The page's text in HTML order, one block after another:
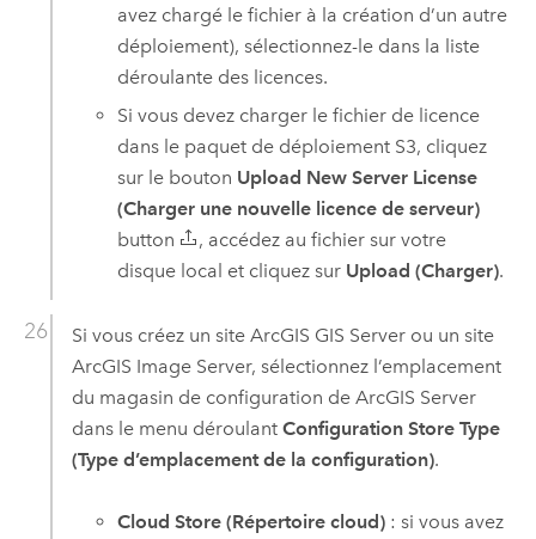
avez chargé le fichier à la création d’un autre
déploiement), sélectionnez-le dans la liste
déroulante des licences.
Si vous devez charger le fichier de licence
dans le paquet de déploiement S3, cliquez
sur le bouton Upload New Server License
(Charger une nouvelle licence de serveur)
button
, accédez au fichier sur votre
disque local et cliquez sur Upload (Charger).
Si vous créez un site ArcGIS GIS Serverou un site
ArcGIS Image Server, sélectionnez l’emplacement
du magasin de configuration de ArcGIS Server
dans le menu déroulant Configuration Store Type
(Type d’emplacement de la configuration).
Cloud Store (Répertoire cloud) : si vous avez